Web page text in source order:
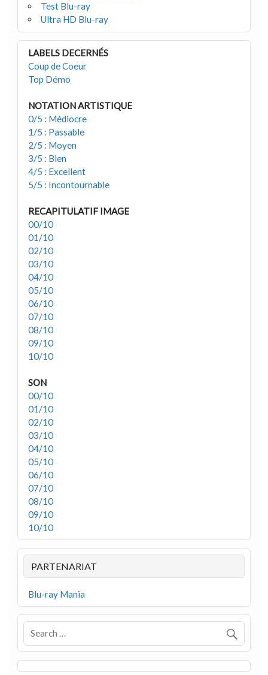
Test Blu-ray
Ultra HD Blu-ray
LABELS DECERNÉS
Coup de Coeur
Top Démo
NOTATION ARTISTIQUE
0/5 : Médiocre
1/5 : Passable
2/5 : Moyen
3/5 : Bien
4/5 : Excellent
5/5 : Incontournable
RECAPITULATIF IMAGE
00/10
01/10
02/10
03/10
04/10
05/10
06/10
07/10
08/10
09/10
10/10
SON
00/10
01/10
02/10
03/10
04/10
05/10
06/10
07/10
08/10
09/10
10/10
PARTENARIAT
Blu-ray Mania